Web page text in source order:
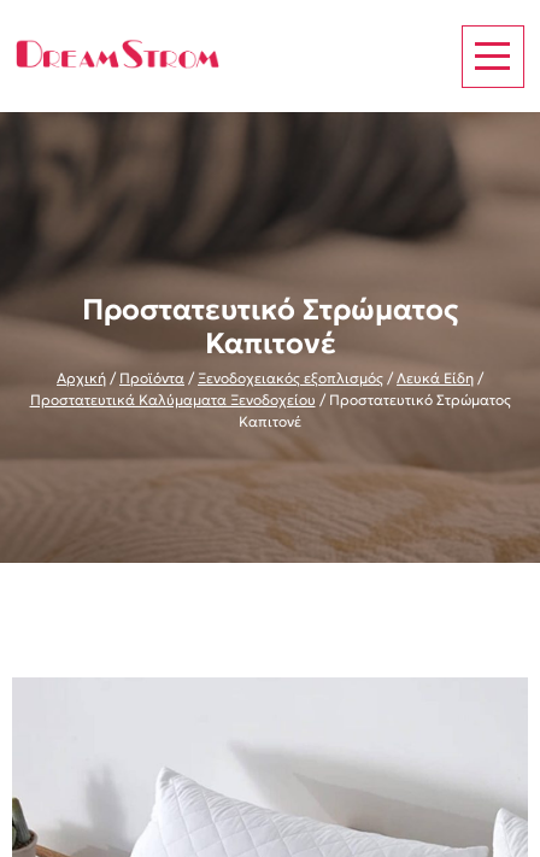
Προστατευτικό Στρώματος
Καπιτονέ
Αρχική / Προϊόντα / Ξενοδοχειακός εξοπλισμός /Λευκά Είδη /
Προστατευτικά Καλύμαματα Ξενοδοχείου / Προστατευτικό Στρώματος
Καπιτονέ